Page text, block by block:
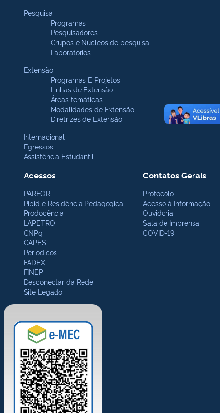
Pesquisa
Programas
Pesquisadores
Grupos e Núcleos de pesquisa
Laboratórios
Extensão
Programas E Projetos
Linhas de Extensão
Áreas temáticas
Modalidades de Extensão
Diretrizes de Extensão
Internacional
Egressos
Assistência Estudantil
Acessos
PARFOR
Pibid e Residência Pedagógica
Prodocência
LAPETRO
CNPq
CAPES
Periódicos
FADEX
FINEP
Desconectar da Rede
Site Legado
Contatos Gerais
Protocolo
Acesso à Informação
Ouvidoria
Sala de Imprensa
COVID-19